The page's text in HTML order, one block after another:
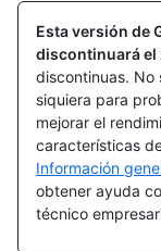
Esta versión de
discontinuará el
discontinuas. No
siquiera para
mejorar el
características
Información
obtener ayuda
técnico